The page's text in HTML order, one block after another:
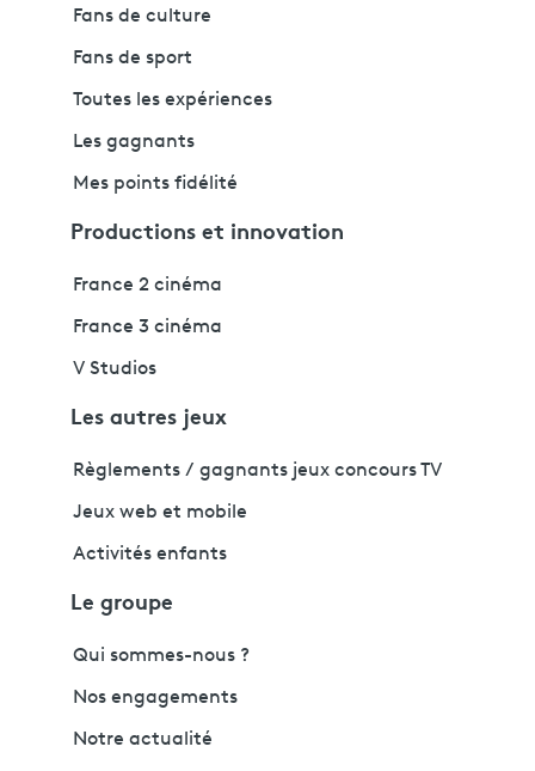
Fans de culture
Fans de sport
Toutes les expériences
Les gagnants
Mes points fidélité
Productions et innovation
France 2 cinéma
France 3 cinéma
V Studios
Les autres jeux
Règlements / gagnants jeux concours TV
Jeux web et mobile
Activités enfants
Le groupe
Qui sommes-nous ?
Nos engagements
Notre actualité